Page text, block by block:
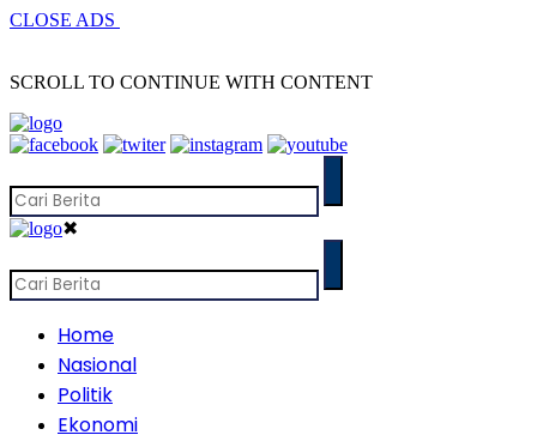
CLOSE ADS
SCROLL TO CONTINUE WITH CONTENT
✖
Home
Nasional
Politik
Ekonomi